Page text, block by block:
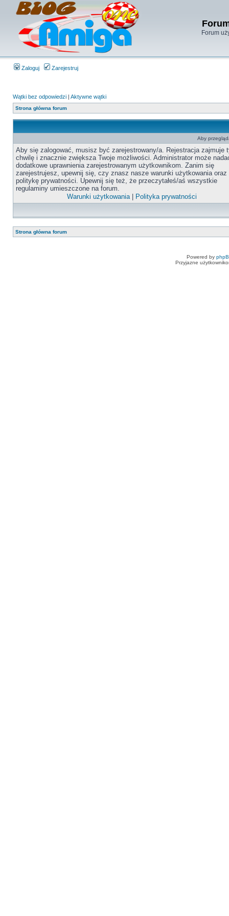
Forum
Zaloguj Zarejestruj
Wątki bez odpowiedzi | Aktywne wątki
Strona główna forum
Aby
Aby się zalogować, musisz być zarejestrowany/a. Rejestracja zajmuje
chwilę i znacznie zwiększa Twoje możliwości. Administrator może
dodatkowe uprawnienia zarejestrowanym użytkownikom. Zanim się
zarejestrujesz, upewnij się, czy znasz nasze warunki użytkowania oraz
politykę prywatności. Upewnij się też, że przeczytałeś/aś wszystkie
regulaminy umieszczone na forum.
Warunki użytkowania| Polityka prywatności
Strona główna forum
Powered by
Przyjazne